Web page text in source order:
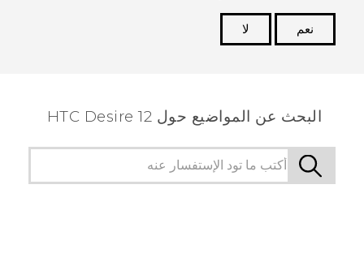
نعم
لا
البحث عن المواضيع حول HTC Desire 12